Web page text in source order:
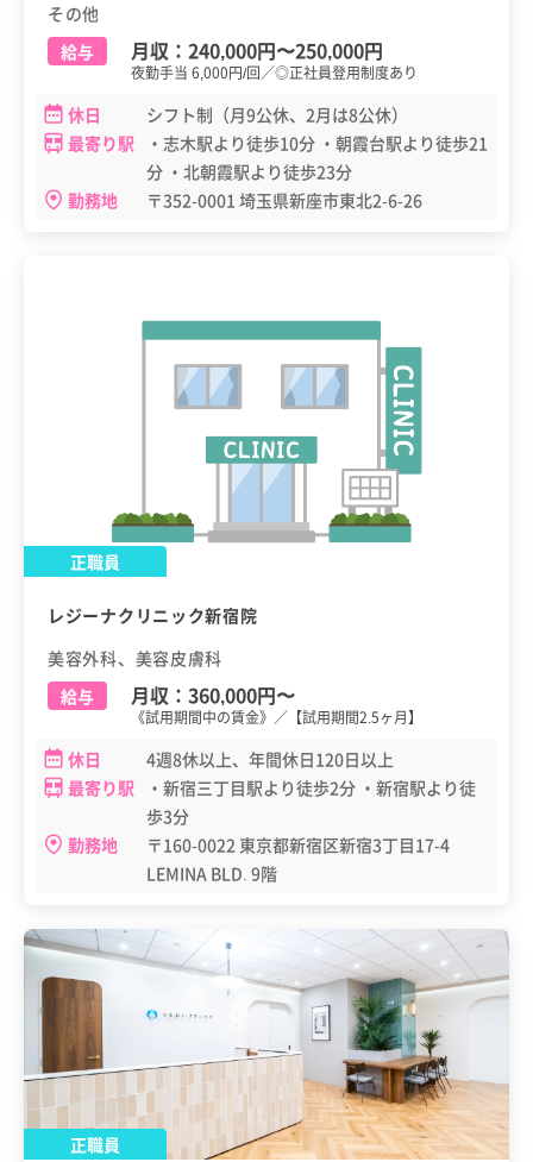
その他
給与
月収： 240,000円〜250,000円
夜勤手当 6,000円/回／◎正社員登用制度あり
休日
シフト制（月9公休、2月は8公休）
最寄り駅
・志木駅より徒歩10分 ・朝霞台駅より徒歩21
分 ・北朝霞駅より徒歩23分
勤務地
〒352-0001 埼玉県新座市東北2-6-26
正職員
レジーナクリニック新宿院
美容外科、美容皮膚科
給与
月収： 360,000円〜
《試用期間中の賃金》／【試用期間2.5ヶ月】
休日
4週8休以上、年間休日120日以上
最寄り駅
・新宿三丁目駅より徒歩2分 ・新宿駅より徒
歩3分
勤務地
〒160-0022 東京都新宿区新宿3丁目17-4
LEMINA BLD. 9階
正職員